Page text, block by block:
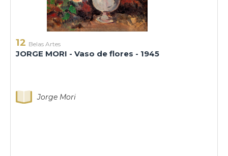
12 Belas Artes
JORGE MORI - Vaso de flores - 1945
Jorge Mori